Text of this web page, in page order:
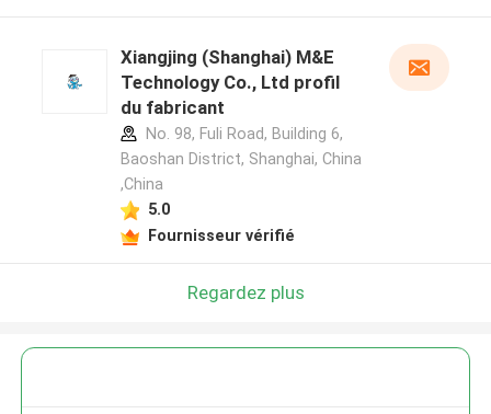
Xiangjing (Shanghai) M&E
Technology Co., Ltd profil
du fabricant
No. 98, Fuli Road, Building 6,
Baoshan District, Shanghai, China
,China
5.0
Fournisseur vérifié
Regardez plus